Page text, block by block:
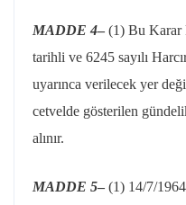
MADDE 4– (1) Bu Karar
tarihli ve 6245 sayılı
uyarınca verilecek yer
cetvelde gösterilen
alınır.
MADDE 5– (1) 14/7/1964